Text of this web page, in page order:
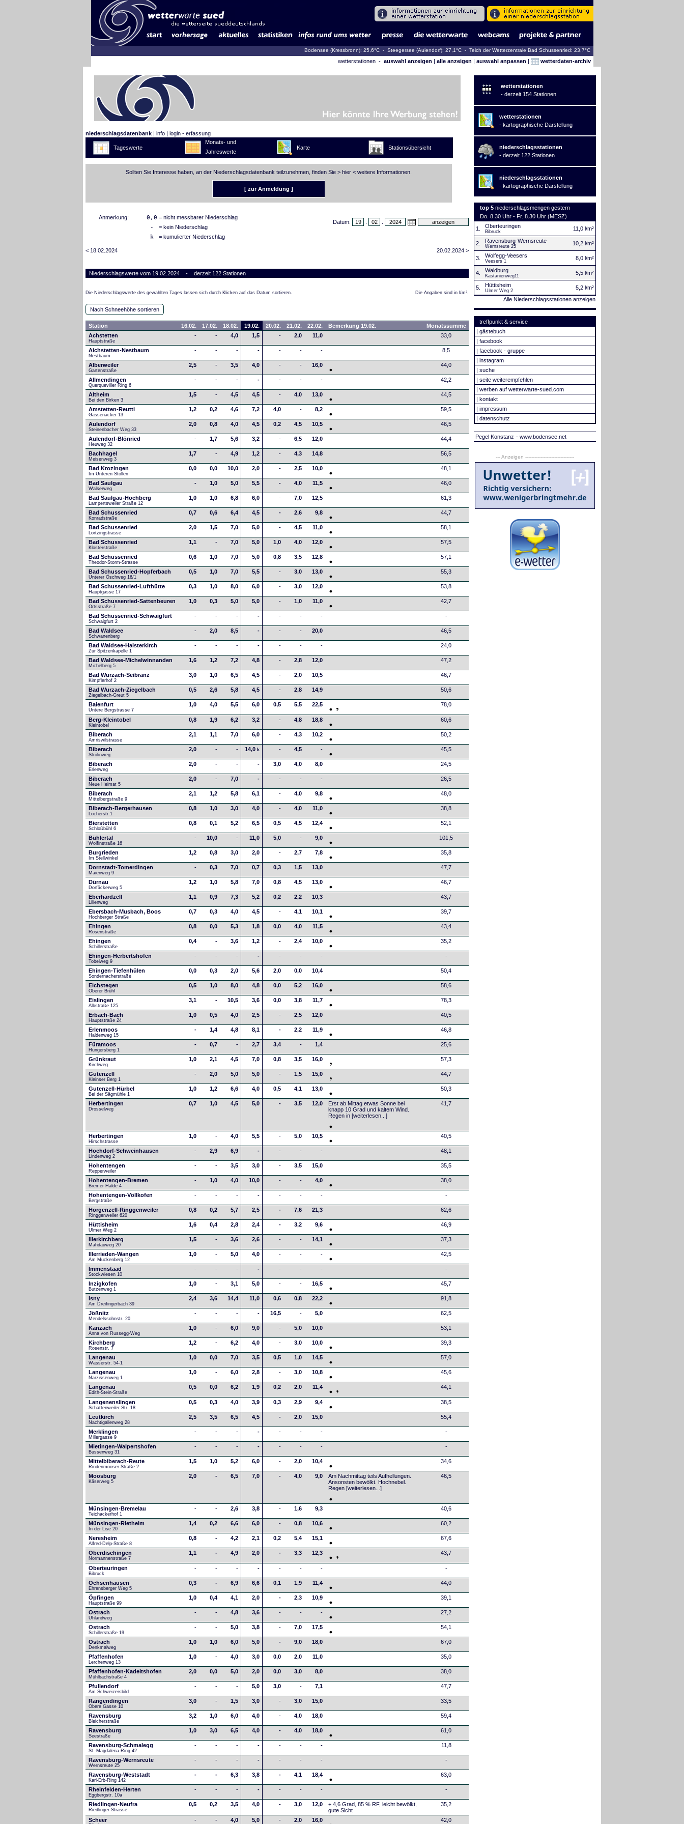
Bodensee (Kressbronn): 25,6°C - Steegersee (Aulendorf): 27,1°C - Teich der Wetterzentrale Bad Schussenried: 23,7°C
wetterstationen - auswahl anzeigen | alle anzeigen | auswahl anpassen | wetterdaten-archiv
niederschlagsdatenbank | info | login - erfassung
Tageswerte
Monats- und
Jahreswerte
Karte Stationsübersicht
Sollten Sie Interesse haben, an der Niederschlagsdatenbank teilzunehmen, finden Sie > hier < weitere Informationen.
[ zur Anmeldung ]
Datum:
Anmerkung: 0,0 = nicht messbarer Niederschlag
- = kein Niederschlag
k = kumulierter Niederschlag
< 18.02.2024 20.02.2024 >
Niederschlagswerte vom 19.02.2024 - derzeit 122 Stationen
Die Niederschlagswerte des gewählten Tages lassen sich durch Klicken auf das Datum sortieren. Die Angaben sind in l/m².
Nach Schneehöhe sortieren
Station 16.02. 17.02. 18.02. 19.02. 20.02. 21.02. 22.02. Bemerkung 19.02.
Monatssumme
Achstetten
Hauptstraße
- - 4,0 1,5 - 2,0 11,0 33,0
Aichstetten-Nestbaum
Nestbaum
- - - - - - - 8,5
Alberweiler
Gartenstraße
2,5 - 3,5 4,0 - - 16,0 44,0
Allmendingen
Querqueviller Ring 6
- - - - - - - 42,2
Altheim
Bei den Birken 3
1,5 - 4,5 4,5 - 4,0 13,0 44,5
Amstetten-Reutti
Gassenäcker 13
1,2 0,2 4,6 7,2 4,0 - 8,2 59,5
Aulendorf
Steinenbacher Weg 33
2,0 0,8 4,0 4,5 0,2 4,5 10,5 46,5
Aulendorf-Blönried
Heuweg 32
- 1,7 5,6 3,2 - 6,5 12,0 44,4
Bachhagel
Meisenweg 3
1,7 - 4,9 1,2 - 4,3 14,8 56,5
Bad Krozingen
Im Unteren Stollen
0,0 0,0 10,0 2,0 - 2,5 10,0 48,1
Bad Saulgau
Walserweg
- 1,0 5,0 5,5 - 4,0 11,5 46,0
Bad Saulgau-Hochberg
Lampertsweiler Straße 12
1,0 1,0 6,8 6,0 - 7,0 12,5 61,3
Bad Schussenried
Konradstraße
0,7 0,6 6,4 4,5 - 2,6 9,8 44,7
Bad Schussenried
Lortzingstrasse
2,0 1,5 7,0 5,0 - 4,5 11,0 58,1
Bad Schussenried
Klosterstraße
1,1 - 7,0 5,0 1,0 4,0 12,0 57,5
Bad Schussenried
Theodor-Storm-Strasse
0,6 1,0 7,0 5,0 0,8 3,5 12,8 57,1
Bad Schussenried-Hopferbach
Unterer Öschweg 16/1
0,5 1,0 7,0 5,5 - 3,0 13,0 55,3
Bad Schussenried-Lufthütte
Hauptgasse 17
0,3 1,0 8,0 6,0 - 3,0 12,0 53,8
Bad Schussenried-Sattenbeuren
Ortsstraße 7
1,0 0,3 5,0 5,0 - 1,0 11,0 42,7
Bad Schussenried-Schwaigfurt
Schwaigfurt 2
- - - - - - - -
Bad Waldsee
Schwanenberg
- 2,0 8,5 - - - 20,0 46,5
Bad Waldsee-Haisterkirch
Zur Spitzenkapelle 1
- - - - - - - 24,0
Bad Waldsee-Michelwinnanden
Michelberg 5
1,6 1,2 7,2 4,8 - 2,8 12,0 47,2
Bad Wurzach-Seibranz
Kimpflerhof 2
3,0 1,0 6,5 4,5 - 2,0 10,5 46,7
Bad Wurzach-Ziegelbach
Ziegelbach-Greut 5
0,5 2,6 5,8 4,5 - 2,8 14,9 50,6
Baienfurt
Untere Bergstrasse 7
1,0 4,0 5,5 6,0 0,5 5,5 22,5 78,0
Berg-Kleintobel
Kleintobel
0,8 1,9 6,2 3,2 - 4,8 18,8 60,6
Biberach
Amriswilstrasse
2,1 1,1 7,0 6,0 - 4,3 10,2 50,2
Biberach
Strölinweg
2,0 - - 14,0 k - 4,5 - 45,5
Biberach
Erlenweg
2,0 - - - 3,0 4,0 8,0 24,5
Biberach
Neue Heimat 5
2,0 - 7,0 - - - - 26,5
Biberach
Mittelbergstraße 9
2,1 1,2 5,8 6,1 - 4,0 9,8 48,0
Biberach-Bergerhausen
Löcherstr.1
0,8 1,0 3,0 4,0 - 4,0 11,0 38,8
Bierstetten
Schloßbühl 6
0,8 0,1 5,2 6,5 0,5 4,5 12,4 52,1
Bühlertal
Wolfinstraße 16
- 10,0 - 11,0 5,0 - 9,0 101,5
Burgrieden
Im Stellwinkel
1,2 0,8 3,0 2,0 - 2,7 7,8 35,8
Dornstadt-Tomerdingen
Maienweg 9
- 0,3 7,0 0,7 0,3 1,5 13,0 47,7
Dürnau
Dorfäckerweg 5
1,2 1,0 5,8 7,0 0,8 4,5 13,0 46,7
Eberhardzell
Lilienweg
1,1 0,9 7,3 5,2 0,2 2,2 10,3 43,7
Ebersbach-Musbach, Boos
Hochberger Straße
0,7 0,3 4,0 4,5 - 4,1 10,1 39,7
Ehingen
Rosenstraße
0,8 0,0 5,3 1,8 0,0 4,0 11,5 43,4
Ehingen
Schillerstraße
0,4 - 3,6 1,2 - 2,4 10,0 35,2
Ehingen-Herbertshofen
Tobelweg 9
- - - - - - - -
Ehingen-Tiefenhülen
Sondernacherstraße
0,0 0,3 2,0 5,6 2,0 0,0 10,4 50,4
Eichstegen
Oberer Brühl
0,5 1,0 8,0 4,8 0,0 5,2 16,0 58,6
Eislingen
Albstraße 125
3,1 - 10,5 3,6 0,0 3,8 11,7 78,3
Erbach-Bach
Hauptstraße 24
1,0 0,5 4,0 2,5 - 2,5 12,0 40,5
Erlenmoos
Haldenweg 15
- 1,4 4,8 8,1 - 2,2 11,9 46,8
Füramoos
Hungersberg 1
- 0,7 - 2,7 3,4 - 1,4 25,6
Grünkraut
Kirchweg
1,0 2,1 4,5 7,0 0,8 3,5 16,0 57,3
Gutenzell
Kleinser Berg 1
- 2,0 5,0 5,0 - 1,5 15,0 44,7
Gutenzell-Hürbel
Bei der Sägmühle 1
1,0 1,2 6,6 4,0 0,5 4,1 13,0 50,3
Herbertingen
Drosselweg
0,7 1,0 4,5 5,0 - 3,5 12,0
Erst ab Mittag etwas Sonne bei
knapp 10 Grad und kaltem Wind.
Regen in [weiterlesen...]
41,7
Herbertingen
Hirschstrasse
1,0 - 4,0 5,5 - 5,0 10,5 40,5
Hochdorf-Schweinhausen
Lindenweg 2
- 2,9 6,9 - - - - 48,1
Hohentengen
Repperweiler
- - 3,5 3,0 - 3,5 15,0 35,5
Hohentengen-Bremen
Bremer Halde 4
- 1,0 4,0 10,0 - - 4,0 38,0
Hohentengen-Völlkofen
Bergstraße
- - - - - - - -
Horgenzell-Ringgenweiler
Ringgenweiler 620
0,8 0,2 5,7 2,5 - 7,6 21,3 62,6
Hüttisheim
Ulmer Weg 2
1,6 0,4 2,8 2,4 - 3,2 9,6 46,9
Illerkirchberg
Mahdauweg 20
1,5 - 3,6 2,6 - - 14,1 37,3
Illerrieden-Wangen
Am Muckenberg 12
1,0 - 5,0 4,0 - - - 42,5
Immenstaad
Stockwiesen 10
- - - - - - - -
Inzigkofen
Butzenweg 1
1,0 - 3,1 5,0 - - 16,5 45,7
Isny
Am Dreifingerbach 39
2,4 3,6 14,4 11,0 0,6 0,8 22,2 91,8
Jößnitz
Mendelssohnstr. 20
- - - - 16,5 - 5,0 62,5
Kanzach
Anna von Russegg-Weg
1,0 - 6,0 9,0 - 5,0 10,0 53,1
Kirchberg
Rosenstr. 7
1,2 - 6,2 4,0 - 3,0 10,0 39,3
Langenau
Wasserstr. 54-1
1,0 0,0 7,0 3,5 0,5 1,0 14,5 57,0
Langenau
Narzissenweg 1
1,0 - 6,0 2,8 - 3,0 10,8 45,6
Langenau
Edith-Stein-Straße
0,5 0,0 6,2 1,9 0,2 2,0 11,4 44,1
Langenenslingen
Schattenweiler Str. 18
0,5 0,3 4,0 3,9 0,3 2,9 9,4 38,5
Leutkirch
Nachtigallenweg 28
2,5 3,5 6,5 4,5 - 2,0 15,0 55,4
Merklingen
Millergasse 9
- - - - - - - -
Mietingen-Walpertshofen
Bussenweg 31
- - - - - - - -
Mittelbiberach-Reute
Rindenmooser Straße 2
1,5 1,0 5,2 6,0 - 2,0 10,4 34,6
Moosburg
Käserweg 5
2,0 - 6,5 7,0 - 4,0 9,0
Am Nachmittag teils Aufhellungen.
Ansonsten bewölkt. Hochnebel.
Regen [weiterlesen...]
46,5
Münsingen-Bremelau
Teichackerhof 1
- - 2,6 3,8 - 1,6 9,3 40,6
Münsingen-Rietheim
In der Lise 20
1,4 0,2 6,6 6,0 - 0,8 10,6 60,2
Neresheim
Alfred-Delp-Straße 8
0,8 - 4,2 2,1 0,2 5,4 15,1 67,6
Oberdischingen
Normannenstraße 7
1,1 - 4,9 2,0 - 3,3 12,3 43,7
Oberteuringen
Bibruck
- - - - - - - -
Ochsenhausen
Ehrensberger Weg 5
0,3 - 6,9 6,6 0,1 1,9 11,4 44,0
Öpfingen
Hauptstraße 99
1,0 0,4 4,1 2,0 - 2,3 10,9 39,1
Ostrach
Uhlandweg
- - 4,8 3,6 - - - 27,2
Ostrach
Schillerstraße 19
- - 5,0 3,8 - 7,0 17,5 54,1
Ostrach
Denkmalweg
1,0 1,0 6,0 5,0 - 9,0 18,0 67,0
Pfaffenhofen
Lerchenweg 13
1,0 - 4,0 3,0 0,0 2,0 11,0 35,0
Pfaffenhofen-Kadeltshofen
Mühlbachstraße 4
2,0 0,0 5,0 2,0 0,0 3,0 8,0 38,0
Pfullendorf
Am Schweizersbild
- - - 5,0 3,0 - 7,1 47,7
Rangendingen
Obere Gasse 10
3,0 - 1,5 3,0 - 3,0 15,0 33,5
Ravensburg
Bleicherstraße
3,2 1,0 6,0 4,0 - 4,0 18,0 59,4
Ravensburg
Seestraße
1,0 3,0 6,5 4,0 - 4,0 18,0 61,0
Ravensburg-Schmalegg
St.-Magdalena-Ring 42
- - - - - - - 11,8
Ravensburg-Wernsreute
Wernsreute 25
- - - - - - - -
Ravensburg-Weststadt
Karl-Erb-Ring 142
- - 6,3 3,8 - 4,1 18,4 63,0
Rheinfelden-Herten
Eggbergstr. 10a
- - - - - - - -
Riedlingen-Neufra
Riedlinger Strasse
0,5 0,2 3,5 4,0 - 3,0 12,0
+ 4,6 Grad, 85 % RF, leicht bewölkt,
gute Sicht
35,2
Scheer - - 4,0 5,0 - 2,0 16,0 42,0
wetterstationen
- derzeit 154 Stationen
wetterstationen
- kartographische Darstellung
niederschlagsstationen
- derzeit 122 Stationen
niederschlagsstationen
- kartographische Darstellung
top 5 niederschlagsmengen gestern
Do. 8.30 Uhr - Fr. 8.30 Uhr (MESZ)
1.
Oberteuringen
Bibruck 11,0 l/m²
2. Ravensburg-Wernsreute
Wernsreute 25 10,2 l/m²
3. Wolfegg-Veesers
Veesers 1 8,0 l/m²
4. Waldburg
Kastanienweg11 5,5 l/m²
5. Hüttisheim
Ulmer Weg 2
5,2 l/m²
Alle Niederschlagsstationen anzeigen
treffpunkt & service
| gästebuch
| facebook
| facebook - gruppe
| instagram
| suche
| seite weiterempfehlen
| werben auf wetterwarte-sued.com
| kontakt
| impressum
| datenschutz
Pegel Konstanz - www.bodensee.net
--- Anzeigen --------------------------------